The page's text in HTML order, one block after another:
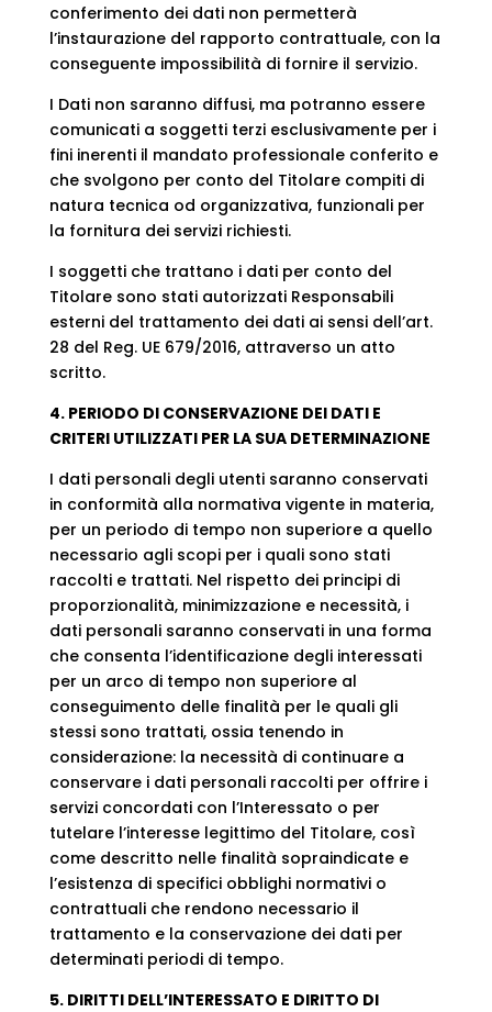
conferimento dei dati non permetterà
l’instaurazione del rapporto contrattuale, con la
conseguente impossibilità di fornire il servizio.
I Dati non saranno diffusi, ma potranno essere
comunicati a soggetti terzi esclusivamente per i
fini inerenti il mandato professionale conferito e
che svolgono per conto del Titolare compiti di
natura tecnica od organizzativa, funzionali per
la fornitura dei servizi richiesti.
I soggetti che trattano i dati per conto del
Titolare sono stati autorizzati Responsabili
esterni del trattamento dei dati ai sensi dell’art.
28 del Reg. UE 679/2016, attraverso un atto
scritto.
4. PERIODO DI CONSERVAZIONE DEI DATI E
CRITERI UTILIZZATI PER LA SUA DETERMINAZIONE
I dati personali degli utenti saranno conservati
in conformità alla normativa vigente in materia,
per un periodo di tempo non superiore a quello
necessario agli scopi per i quali sono stati
raccolti e trattati. Nel rispetto dei principi di
proporzionalità, minimizzazione e necessità, i
dati personali saranno conservati in una forma
che consenta l’identificazione degli interessati
per un arco di tempo non superiore al
conseguimento delle finalità per le quali gli
stessi sono trattati, ossia tenendo in
considerazione: la necessità di continuare a
conservare i dati personali raccolti per offrire i
servizi concordati con l’Interessato o per
tutelare l’interesse legittimo del Titolare, così
come descritto nelle finalità sopraindicate e
l’esistenza di specifici obblighi normativi o
contrattuali che rendono necessario il
trattamento e la conservazione dei dati per
determinati periodi di tempo.
5. DIRITTI DELL’INTERESSATO E DIRITTO DI